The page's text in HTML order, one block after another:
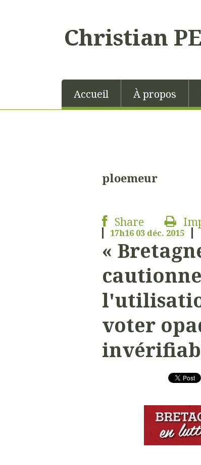
Christian
Accueil À propos
ploemeur
Share
17h16 03 déc. 2015
«
voter